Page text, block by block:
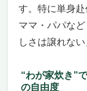
人へ
早く炊
庭用ス
る
たっ
す。特に単身
ママ・パパな
しさは譲れな
“わが家炊き”
の自由度